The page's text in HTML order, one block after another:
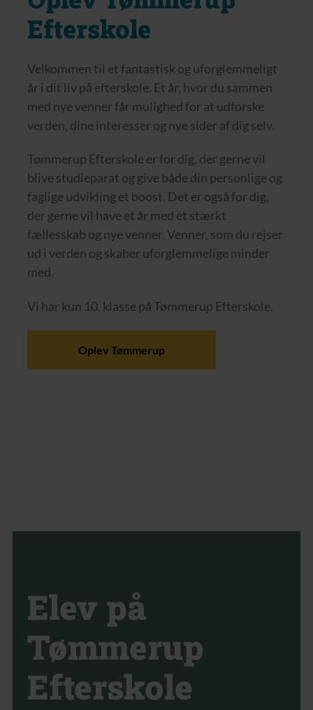
Efterskole
Velkommen til et fantastisk og uforglemmeligt
år i dit liv på efterskole. Et år, hvor du sammen
med nye venner får mulighed for at udforske
verden, dine interesser og nye sider af dig selv.
Tømmerup Efterskole er for dig, der gerne vil
blive studieparat og give både din personlige og
faglige udvikling et boost. Det er også for dig,
der gerne vil have et år med et stærkt
fællesskab og nye venner. Venner, som du rejser
ud i verden og skaber uforglemmelige minder
med.
Vi har kun 10. klasse på Tømmerup Efterskole.
Oplev Tømmerup
Elev på
Tømmerup
Efterskole